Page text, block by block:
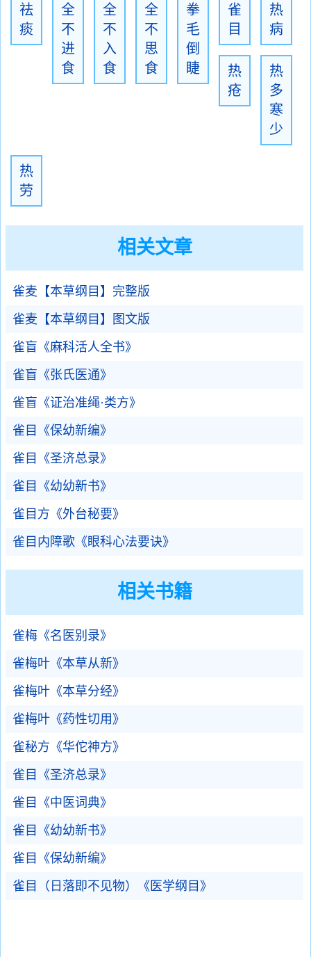
祛
痰
全
不
进
食
全
不
入
食
全
不
思
食
拳
毛
倒
睫
雀
目
热
病
热
疮
热
多
寒
少
热
劳
相关文章
雀麦【本草纲目】完整版
雀麦【本草纲目】图文版
雀盲《麻科活人全书》
雀盲《张氏医通》
雀盲《证治准绳·类方》
雀目《保幼新编》
雀目《圣济总录》
雀目《幼幼新书》
雀目方《外台秘要》
雀目内障歌《眼科心法要诀》
相关书籍
雀梅《名医别录》
雀梅叶《本草从新》
雀梅叶《本草分经》
雀梅叶《药性切用》
雀秘方《华佗神方》
雀目《圣济总录》
雀目《中医词典》
雀目《幼幼新书》
雀目《保幼新编》
雀目（日落即不见物）《医学纲目》